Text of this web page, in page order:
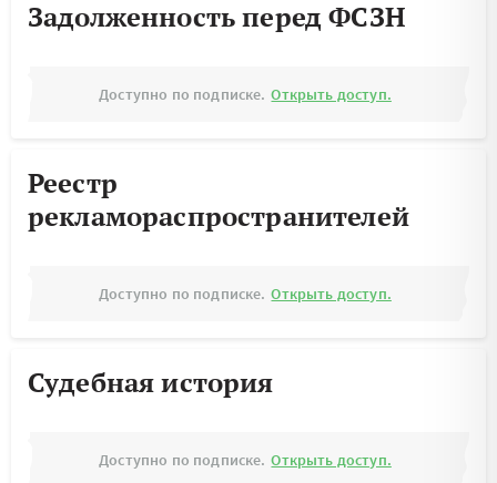
Задолженность перед ФСЗН
Доступно по подписке. Открыть доступ.
Реестр
рекламораспространителей
Доступно по подписке. Открыть доступ.
Судебная история
Доступно по подписке. Открыть доступ.